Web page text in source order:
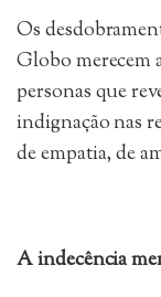
Os
Globo merecem
personas que
indignação nas
de empatia, de
A indecência